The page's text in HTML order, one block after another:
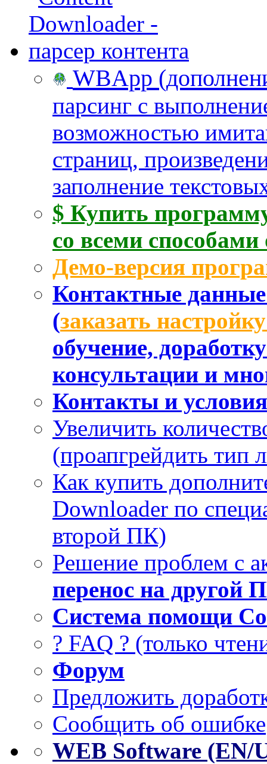
WBApp
парсинг с
возможностью
страниц,
заполнение
$ Купить
со всеми
Демо-версия
Контактные данные
(заказать
обучение,
консультации и
Контакты и
Увеличить
(проапгрейдить тип
Как купить
Downloader по
второй ПК)
Решение проблем с
перенос на другой
Система помощи
? FAQ ? (только
Форум
Предложить
Сообщить об ошибке
WEB Software (EN/